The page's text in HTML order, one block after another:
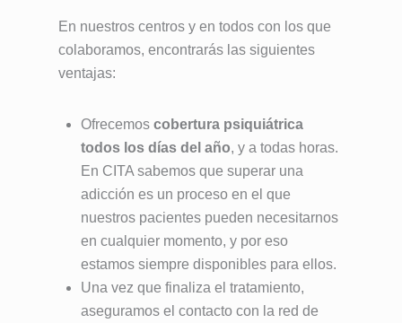
En nuestros centros y en todos con los que
colaboramos, encontrarás las siguientes
ventajas:
Ofrecemos cobertura psiquiátrica
todos los días del año, y a todas horas.
En CITA sabemos que superar una
adicción es un proceso en el que
nuestros pacientes pueden necesitarnos
en cualquier momento, y por eso
estamos siempre disponibles para ellos.
Una vez que finaliza el tratamiento,
aseguramos el contacto con la red de